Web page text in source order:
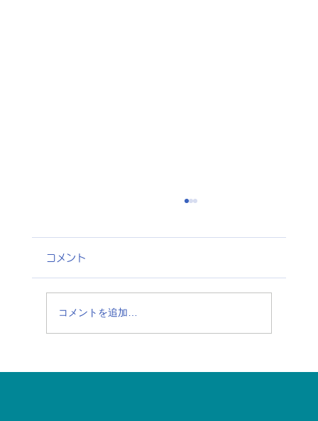
【夏の食中毒に注意】今、話題の「シク
コメント
コメントを追加…